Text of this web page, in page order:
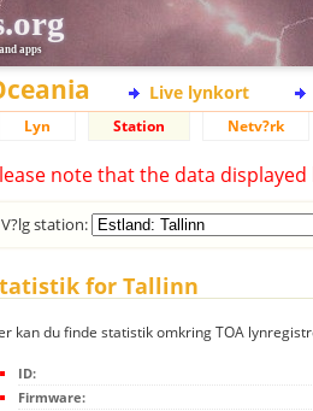
apps
Live lynkort
Lyn Station Netv?rk
note that the data
V?lg station:
for Tallinn
kan du finde statistik omkring TOA
ID:
Firmware: